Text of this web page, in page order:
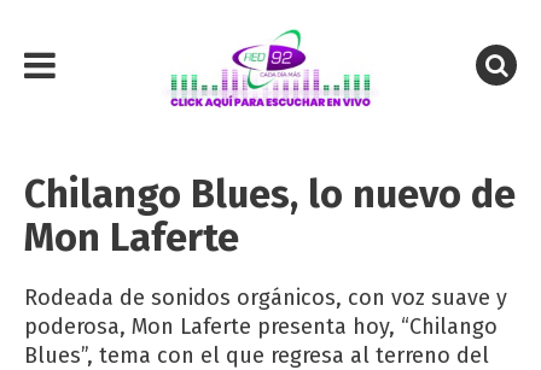
Chilango Blues, lo nuevo de
Mon Laferte
Rodeada de sonidos orgánicos, con voz suave y
poderosa, Mon Laferte presenta hoy, “Chilango
Blues”, tema con el que regresa al terreno del